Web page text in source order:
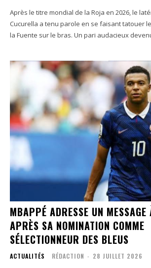
Après le titre mondial de la Roja en 2026, le
Cucurella a tenu parole en se faisant tatouer
la Fuente sur le bras. Un pari audacieux
MBAPPÉ ADRESSE UN MESSAGE
APRÈS SA NOMINATION COMME
SÉLECTIONNEUR DES BLEUS
ACTUALITÉS RÉDACTION - 28 JUILLET 2026